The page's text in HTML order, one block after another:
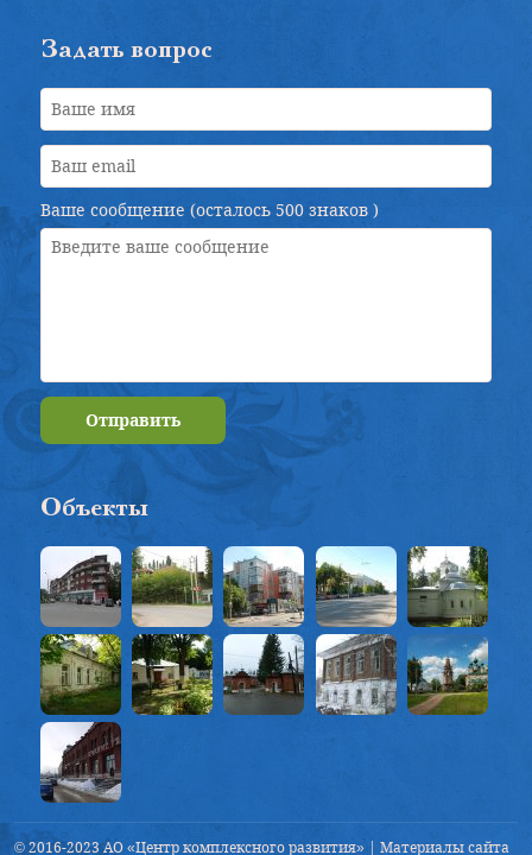
Задать вопрос
Ваше сообщение (осталось 500 знаков )
Отправить
Объекты
© 2016-2023 АО «Центр комплексного развития» | Материалы сайта